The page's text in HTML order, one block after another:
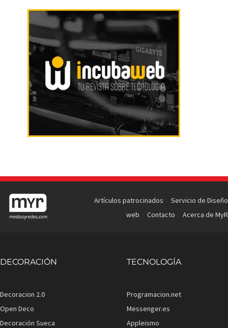
Artículos patrocinados
Servicio de Diseño
web
Contacto Acerca de MyR
DECORACIÓN
Decoracion 2.0
Open Deco
Decoración Sueca
TECNOLOGÍA
Programacion.net
Messenger.es
Appleismo